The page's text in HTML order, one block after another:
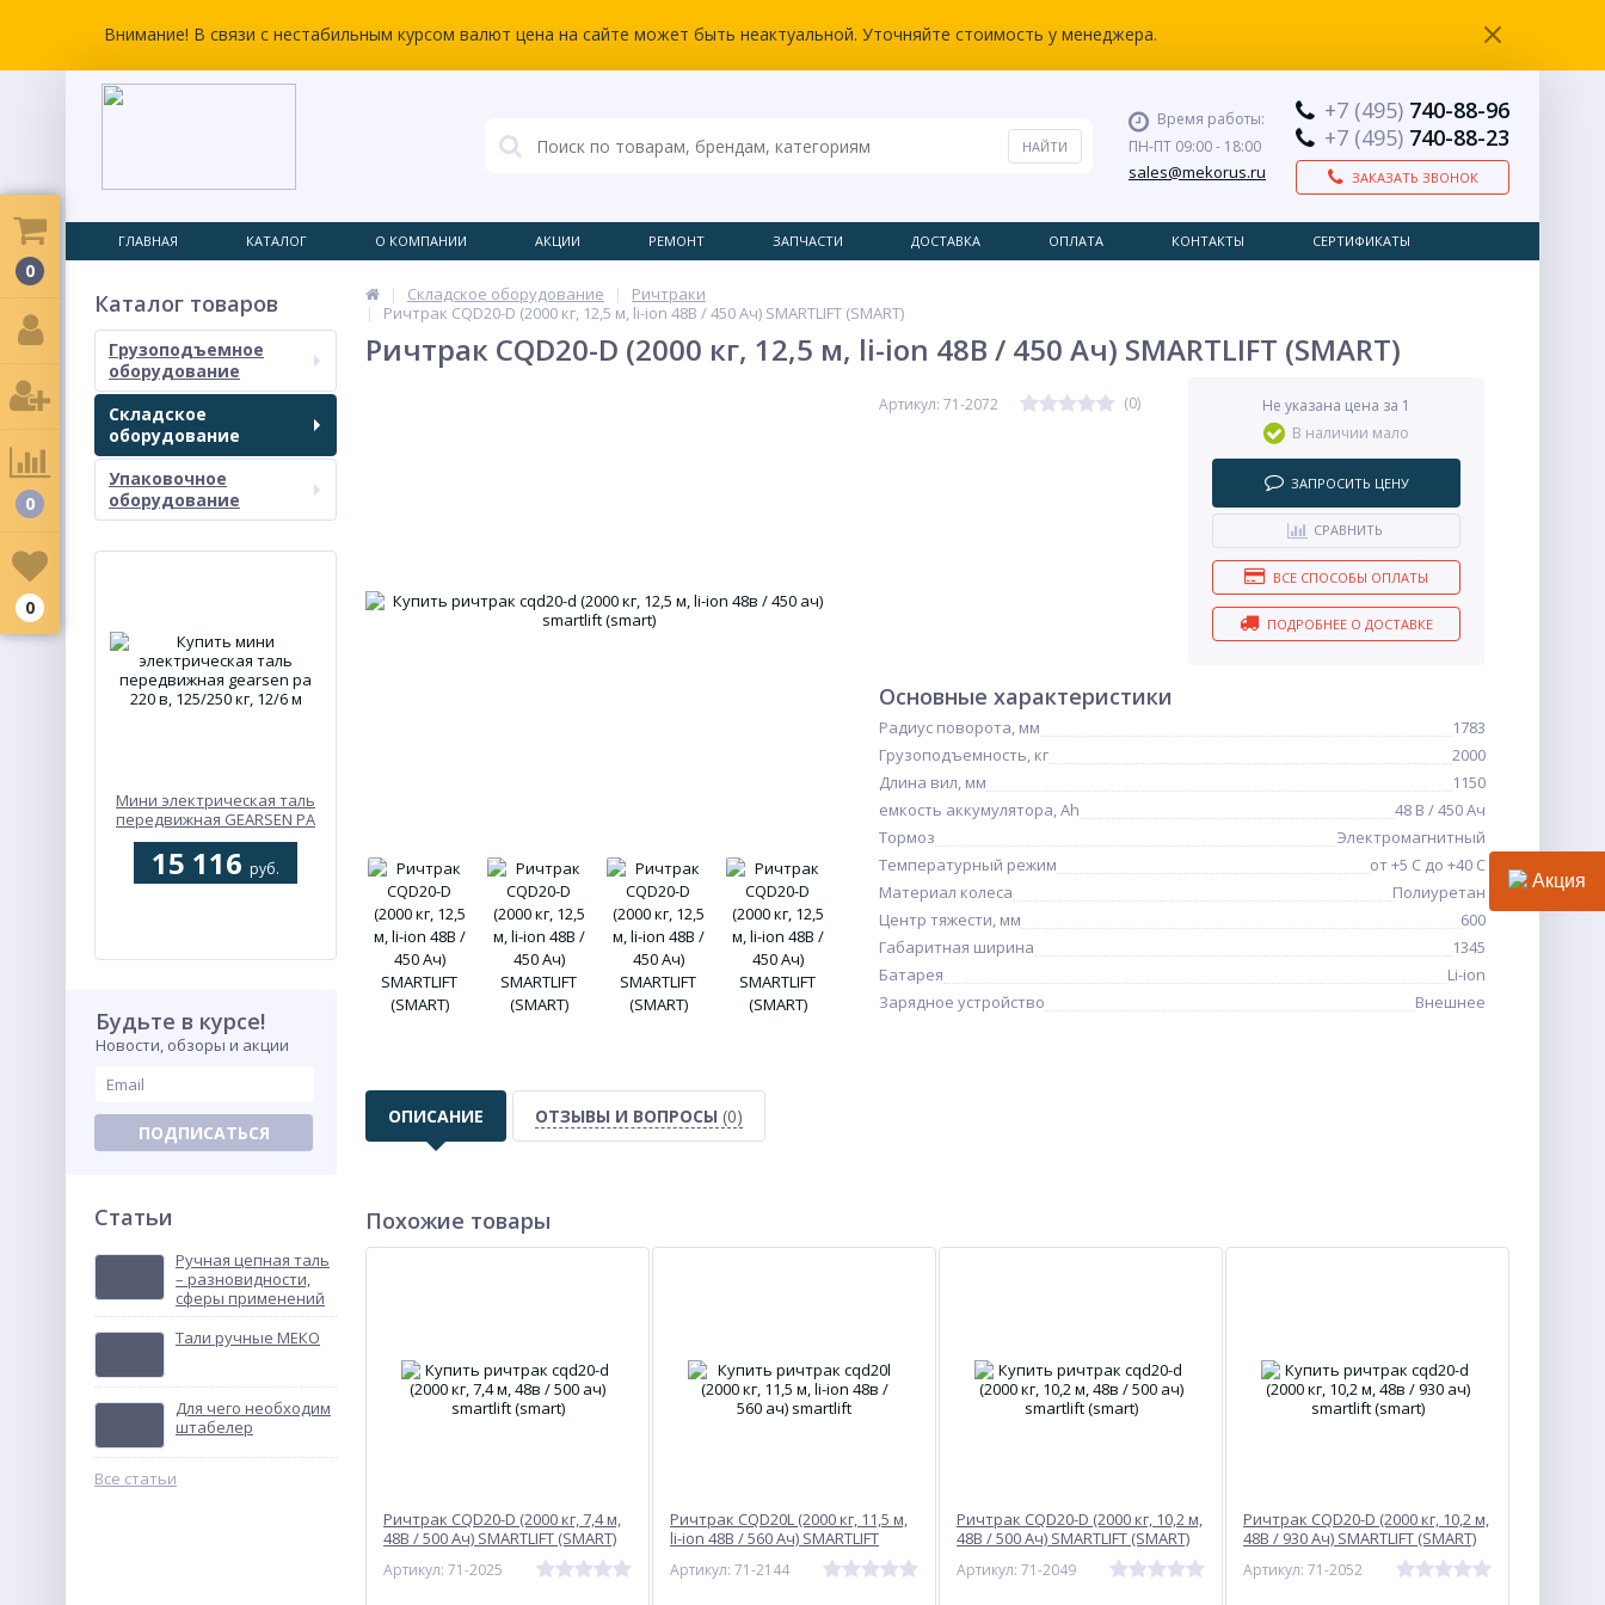
Внимание! В связи с нестабильным курсом валют цена на сайте может быть неактуальной. Уточняйте стоимость у менеджера.
Время работы:
ПН-ПТ 09:00 - 18:00
sales@mekorus.ru
+7 (495) 740-88-96
+7 (495) 740-88-23
ЗАКАЗАТЬ ЗВОНОК
ГЛАВНАЯ КАТАЛОГ О КОМПАНИИ АКЦИИ РЕМОНТ ЗАПЧАСТИ ДОСТАВКА ОПЛАТА КОНТАКТЫ СЕРТИФИКАТЫ
Каталог товаров
Грузоподъемное
оборудование
Складское
оборудование
Упаковочное
оборудование
Мини электрическая таль
передвижная GEARSEN PA
220 В, 125/250 кг, 12/6 м
15 116 руб.
Будьте в курсе!
Новости, обзоры и акции
ПОДПИСАТЬСЯ
Статьи
Ручная цепная таль
– разновидности,
сферы применений
Тали ручные МЕКО
Для чего необходим
штабелер
Все статьи
Складское оборудование
Ричтраки
Ричтрак CQD20-D (2000 кг, 12,5 м, li-ion 48В / 450 Ач) SMARTLIFT (SMART)
Ричтрак CQD20-D (2000 кг, 12,5 м, li-ion 48В / 450 Ач) SMARTLIFT (SMART)
Артикул: 71-2072 (0)
Не указана цена за 1
В наличии мало
ЗАПРОСИТЬ ЦЕНУ
СРАВНИТЬ
ВСЕ СПОСОБЫ ОПЛАТЫ
ПОДРОБНЕЕ О ДОСТАВКЕ
Основные характеристики
Радиус поворота, мм
1783
Грузоподъемность, кг
2000
Длина вил, мм
1150
емкость аккумулятора, Ah
48 В / 450 Ач
Тормоз
Электромагнитный
Температурный режим
от +5 С до +40 С
Материал колеса
Полиуретан
Центр тяжести, мм
600
Габаритная ширина
1345
Батарея
Li-ion
Зарядное устройство
Внешнее
ОПИСАНИЕ ОТЗЫВЫ И ВОПРОСЫ (0)
Похожие товары
Ричтрак CQD20-D (2000 кг, 7,4 м,
48В / 500 Ач) SMARTLIFT (SMART)
Артикул: 71-2025
Ричтрак CQD20L (2000 кг, 11,5 м,
li-ion 48В / 560 Ач) SMARTLIFT
Артикул: 71-2144
Ричтрак CQD20-D (2000 кг, 10,2 м,
48В / 500 Ач) SMARTLIFT (SMART)
Артикул: 71-2049
Ричтрак CQD20-D (2000 кг, 10,2 м,
48В / 930 Ач) SMARTLIFT (SMART)
Артикул: 71-2052
0
0
0
Акция